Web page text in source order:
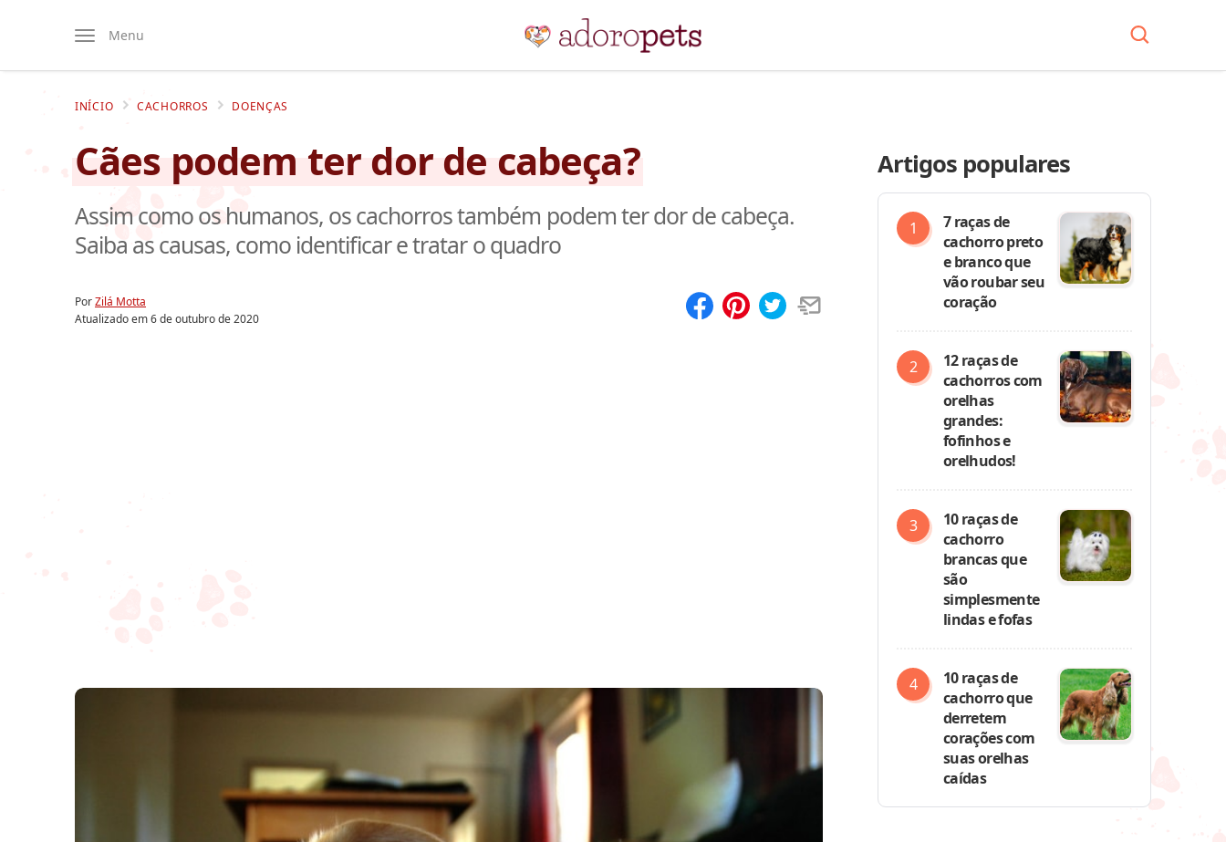
Menu
INÍCIO CACHORROS DOENÇAS
Cães podem ter dor de cabeça?
Assim como os humanos, os cachorros também podem ter dor de cabeça.
Saiba as causas, como identificar e tratar o quadro
PorZilá Motta
Atualizado em6 de outubro de 2020
Artigos populares
7 raças de
cachorro preto
e branco que
vão roubar seu
coração
12 raças de
cachorros com
orelhas
grandes:
fofinhos e
orelhudos!
10 raças de
cachorro
brancas que
são
simplesmente
lindas e fofas
10 raças de
cachorro que
derretem
corações com
suas orelhas
caídas